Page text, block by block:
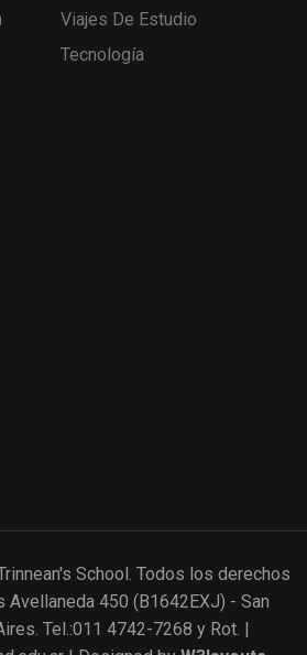
Viajes De Estudio
Tecnología
School. Todos los derechos
Avellaneda 450 (B1642EXJ) - San
Tel.:011 4742-7268 y Rot. |